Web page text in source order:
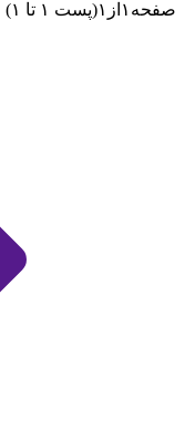
صفحه ۱ از ۱(پست ۱ تا ۱)